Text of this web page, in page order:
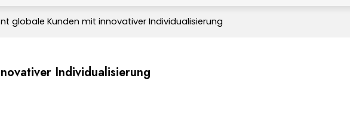
globale Kunden mit innovativer Individualisierung
Individualisierung